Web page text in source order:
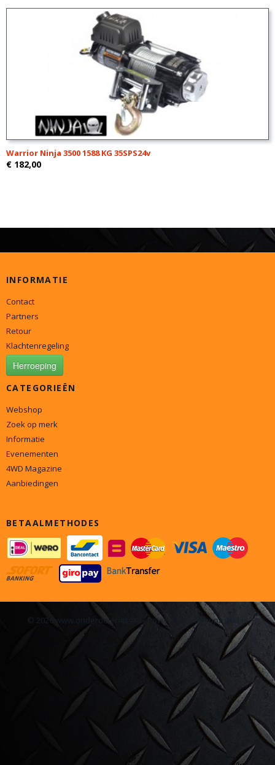
Warrior Ninja 3500 1588 KG 35SPS24v
€ 182,00
INFORMATIE
Contact
Partners
Retour
Klachtenregeling
Herroeping
CATEGORIEËN
Webshop
Zoek op merk
Informatie
Evenementen
4WD Magazine
Aanbiedingen
BETAALMETHODES
© 2026 www.onderdelen4x4.nl - Powered by Shoppagina.nl